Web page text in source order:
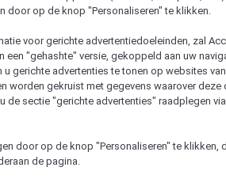
door op de knop "Personaliseren" te klikken.
voor gerichte advertentiedoeleinden, zal
een "gehashte" versie, gekoppeld aan uw
gerichte advertenties te tonen op websites
worden gekruist met gegevens waarover deze
de sectie "gerichte advertenties" raadplegen
door op de knop "Personaliseren" te klikken,
de pagina.